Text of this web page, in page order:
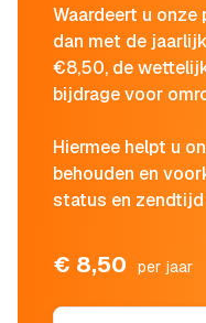
Waardeert u onze
dan met de
€8,50, de
bijdrage voor
Hiermee helpt u
behouden en
status en
€ 8,50 per jaar